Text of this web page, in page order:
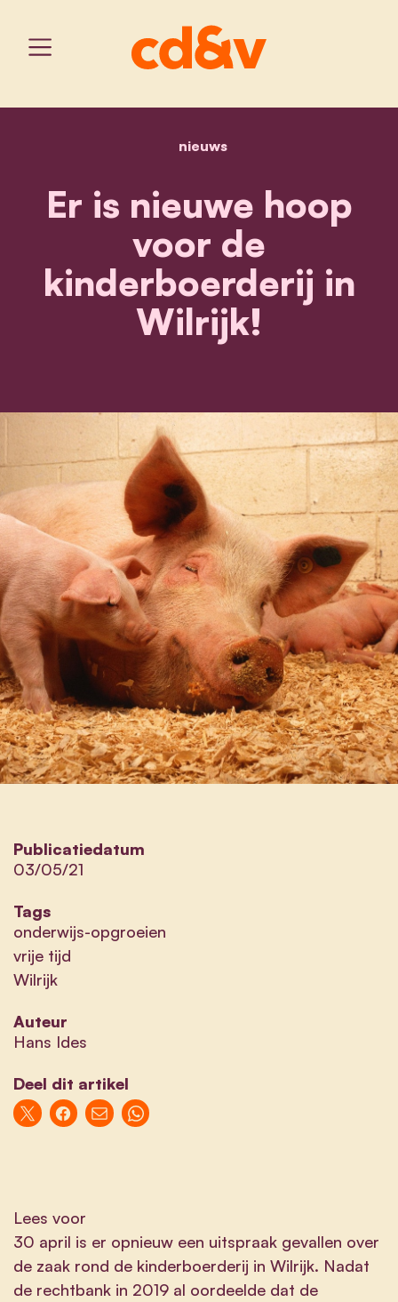
home
nieuwser is nieuwe hoop voor
Er is nieuwe hoop
voor de
kinderboerderij in
Wilrijk!
Publicatiedatum
03/05/21
Tags
onderwijs-opgroeien
vrije tijd
Wilrijk
Auteur
Hans Ides
Deel dit artikel
Lees voor
30 april is er opnieuw een uitspraak gevallen over
de zaak rond de kinderboerderij in Wilrijk. Nadat
de rechtbank in 2019 al oordeelde dat de